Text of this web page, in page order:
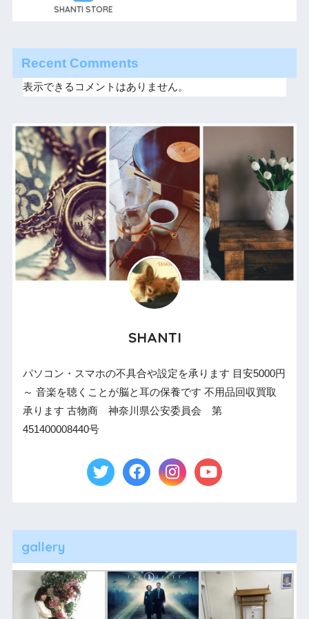
SHANTI STORE
Recent Comments
表示できるコメントはありません。
SHANTI
パソコン・スマホの不具合や設定を承ります 目安5000円
～ 音楽を聴くことが脳と耳の保養です 不用品回収買取
承ります 古物商 神奈川県公安委員会 第
451400008440号
gallery